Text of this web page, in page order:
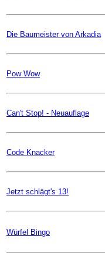
Die Baumeister von Arkadia
Pow Wow
Can't Stop! - Neuauflage
Code Knacker
Jetzt schlägt's 13!
Würfel Bingo